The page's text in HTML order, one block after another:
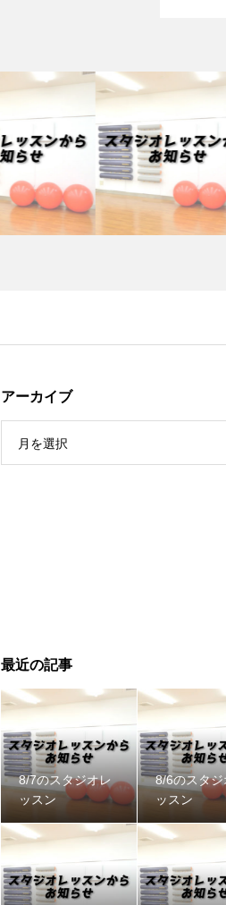
アーカイブ
月を選択
最近の記事
8/7のスタジオレ
ッスン
8/6のスタジ
ッスン